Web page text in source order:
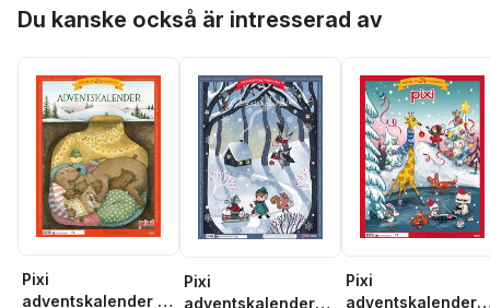
Du kanske också är intresserad av
Pixi
adventskalender –
Pixi
adventskalender
Pixi
adventskalender